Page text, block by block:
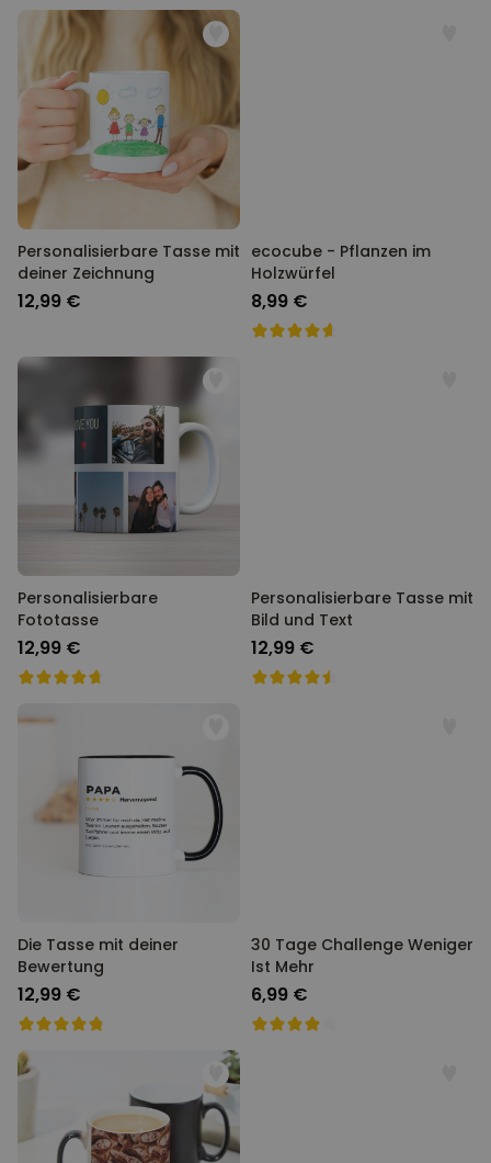
Personalisierbare Tasse mit
deiner Zeichnung
12,99 €
ecocube - Pflanzen im
Holzwürfel
8,99 €
Personalisierbare
Fototasse
12,99 €
Personalisierbare Tasse mit
Bild und Text
12,99 €
Die Tasse mit deiner
Bewertung
12,99 €
30 Tage Challenge Weniger
Ist Mehr
6,99 €